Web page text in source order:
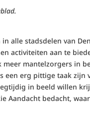
alle stadsdelen van
activiteiten aan te
meer mantelzorgers in
een erg pittige taak zijn
in beeld willen
Aandacht bedacht,